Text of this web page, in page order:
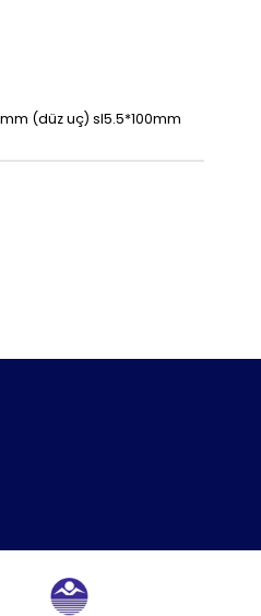
(düz uç) sl5.5*100mm